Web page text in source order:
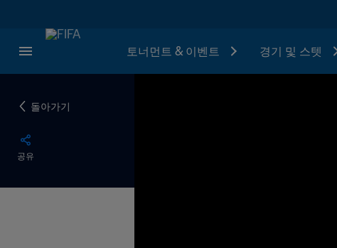
토너먼트 & 이벤트 경기 및 스텟
돌아가기
공유